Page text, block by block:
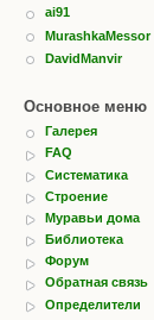
ai91
MurashkaMessor
DavidManvir
Основное меню
Галерея
FAQ
Систематика
Строение
Муравьи дома
Библиотека
Форум
Обратная связь
Определители